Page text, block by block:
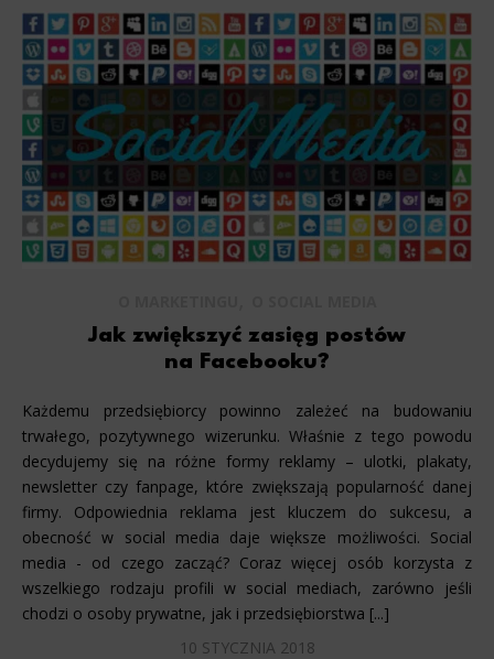
Jak zwiększyć zasięg postów
na Facebooku?
Każdemu przedsiębiorcy powinno zależeć na budowaniu
trwałego, pozytywnego wizerunku. Właśnie z tego powodu
decydujemy się na różne formy reklamy – ulotki, plakaty,
newsletter czy fanpage, które zwiększają popularność danej
firmy. Odpowiednia reklama jest kluczem do sukcesu, a
obecność w social media daje większe możliwości. Social
media - od czego zacząć? Coraz więcej osób korzysta z
wszelkiego rodzaju profili w social mediach, zarówno jeśli
chodzi o osoby prywatne, jak i przedsiębiorstwa [...]
10 STYCZNIA 2018